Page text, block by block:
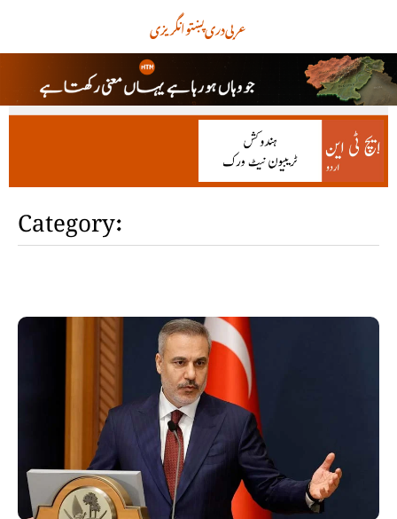
انگریزیپښتودریعربی
Category: